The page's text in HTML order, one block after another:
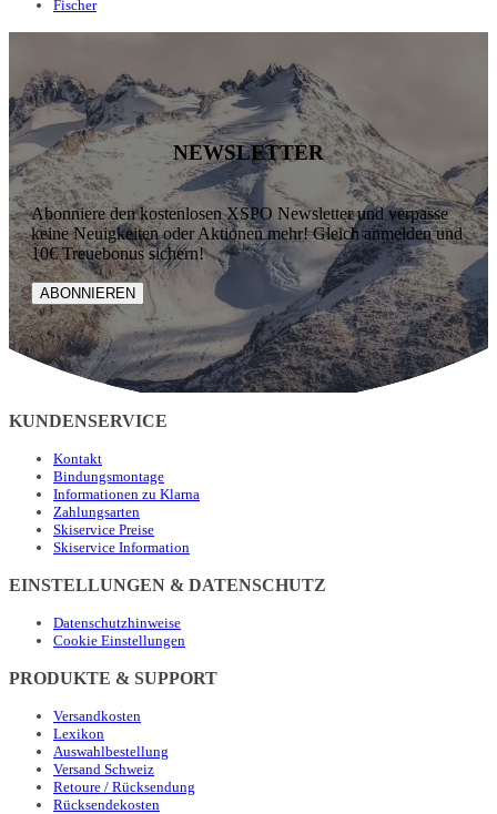
Fischer
NEWSLETTER
Abonniere den kostenlosen XSPO Newsletter und verpasse
keine Neuigkeiten oder Aktionen mehr! Gleich anmelden und
10€ Treuebonus sichern!
ABONNIEREN
KUNDENSERVICE
Kontakt
Bindungsmontage
Informationen zu Klarna
Zahlungsarten
Skiservice Preise
Skiservice Information
EINSTELLUNGEN & DATENSCHUTZ
Datenschutzhinweise
Cookie Einstellungen
PRODUKTE & SUPPORT
Versandkosten
Lexikon
Auswahlbestellung
Versand Schweiz
Retoure / Rücksendung
Rücksendekosten